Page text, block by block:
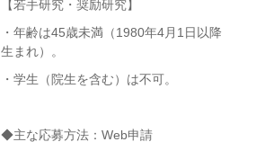
【若手研究・奨励研究】
・年齢は45歳未満（1980年4月1日以降
生まれ）。
・学生（院生を含む）は不可。
◆主な応募方法：Web申請